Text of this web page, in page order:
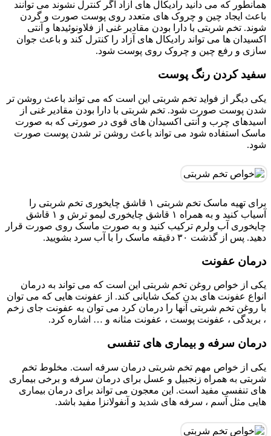
همانطور که می دانید رادیکال های آزاد اگر کنترل نشوند می توانند
باعث ایجاد چین و چروک های متعدد روی پوست صورت و گردن
شوند. تخم شربتی با دارا بودن مقادیر غنی از فلاونوئیدها و آنتی
اکسیدان ها می تواند رادیکال های آزاد را کنترل کند و باعث جوان
سازی و رفع چین و چروک روی پوست شود.
سفید کردن رنگ پوست
یکی دیگر از فواید تخم شربتی این است که می تواند باعث روشن تر
شدن پوست صورت شود. تخم شربتی با دارا بودن مقادیر غنی از
اسیدهای چرب و آنتی اکسیدان های قوی در صورتی که به صورت
ماسک استفاده شود می تواند باعث روشن تر شدن پوست صورت
شود.
برای تهیه ماسک تخم شربتی ۱ قاشق چایخوری تخم شربتی را
آسیاب کنید و به همراه ۱ قاشق چایخوری لیمو ترش و ۱ قاشق
چایخوری آب ولرم ترکیب کنید و به صورت ماسک روی صورت قرار
دهید. پس از گذشت ۳۰ دقیقه ماسک را با آب سرد بشویید.
درمان عفونت
یکی از خواص روغن تخم شربتی این است که می تواند به درمان
انواع عفونت های بدن کمک شایانی کند. از عفونت هایی که می توان
با روغن تخم شربتی آنها را درمان کرد می توان به عفونت جای زخم
، بریدگی ، عفونت پوست ، عفونت مثانه و … اشاره کرد.
درمان سرفه و بیماری های تنفسی
یکی از خواص مهم تخم شربتی درمان سرفه است. مخلوط تخم
شربتی به همراه زنجبیل و عسل برای درمان سرفه و برخی بیماری
های تنفسی مفید است. این معجون می تواند برای درمان بیماری
هایی مثل آسم ، سرفه های شدید و آنفولانزا مفید باشد.